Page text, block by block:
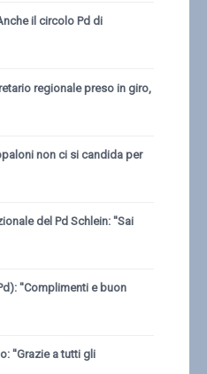
il circolo Pd di
regionale preso in giro,
non ci si candida per
del Pd Schlein: ''Sai
''Complimenti e buon
''Grazie a tutti gli